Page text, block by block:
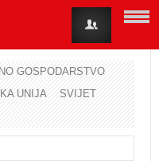
GOSPODARSTVO
UNIJA
SVIJET